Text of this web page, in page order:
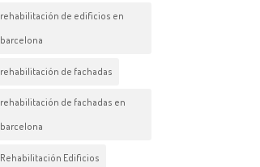
rehabilitación de edificios en
barcelona
rehabilitación de fachadas
rehabilitación de fachadas en
barcelona
Rehabilitación Edificios